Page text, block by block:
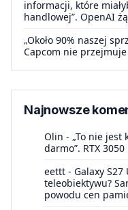
informacji, które
handlowej”. OpenAI
„Około 90% naszej
Capcom nie
Najnowsze
Olin - „To nie jest
darmo”. RTX
eettt - Galaxy
teleobiektywu?
powodu cen